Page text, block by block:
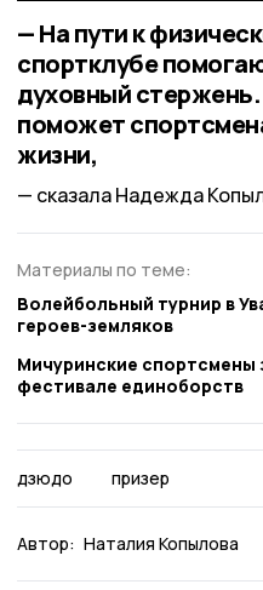
— На пути к
спортклубе
духовный
поможет
жизни,
сказала Надежда
Материалы по теме:
Волейбольный турнир в
героев-земляков
Мичуринские спортсмены
фестивале единоборств
дзюдо призер
Автор: Наталия Копылова